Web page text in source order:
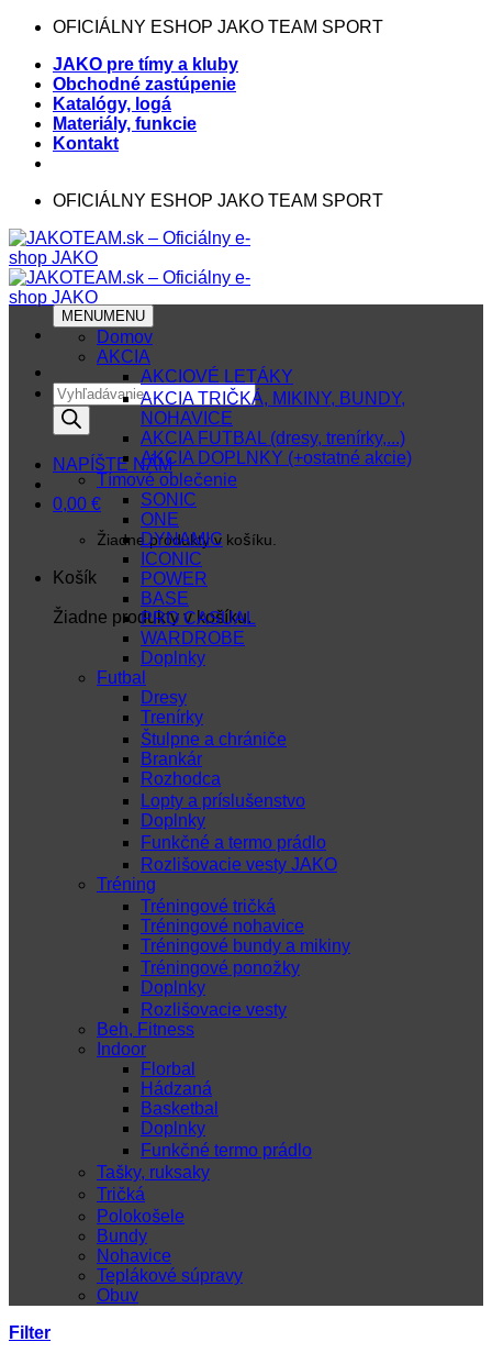
OFICIÁLNY ESHOP JAKO TEAM SPORT
JAKO pre tímy a kluby
Obchodné zastúpenie
Katalógy, logá
Materiály, funkcie
Kontakt
OFICIÁLNY ESHOP JAKO TEAM SPORT
NAPÍŠTE NÁM
0,00 €
Žiadne produkty v košíku.
Košík
Žiadne produkty v košíku.
MENUMENU
Domov
AKCIA
AKCIOVÉ LETÁKY
AKCIA TRIČKÁ, MIKINY, BUNDY,
NOHAVICE
AKCIA FUTBAL (dresy, trenírky,...)
AKCIA DOPLNKY (+ostatné akcie)
Tímové oblečenie
SONIC
ONE
DYNAMIC
ICONIC
POWER
BASE
PRO CASUAL
WARDROBE
Doplnky
Futbal
Dresy
Trenírky
Štulpne a chrániče
Brankár
Rozhodca
Lopty a príslušenstvo
Doplnky
Funkčné a termo prádlo
Rozlišovacie vesty JAKO
Tréning
Tréningové tričká
Tréningové nohavice
Tréningové bundy a mikiny
Tréningové ponožky
Doplnky
Rozlišovacie vesty
Beh, Fitness
Indoor
Florbal
Hádzaná
Basketbal
Doplnky
Funkčné termo prádlo
Tašky, ruksaky
Tričká
Polokošele
Bundy
Nohavice
Teplákové súpravy
Obuv
Filter